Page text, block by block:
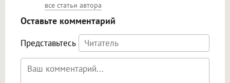
все статьи автора
Оставьте комментарий
Представьтесь